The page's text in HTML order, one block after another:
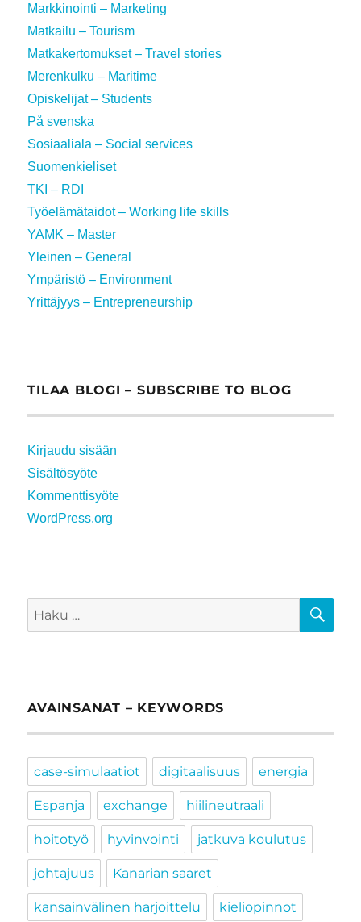
Markkinointi – Marketing
Matkailu – Tourism
Matkakertomukset – Travel stories
Merenkulku – Maritime
Opiskelijat – Students
På svenska
Sosiaaliala – Social services
Suomenkieliset
TKI – RDI
Työelämätaidot – Working life skills
YAMK – Master
Yleinen – General
Ympäristö – Environment
Yrittäjyys – Entrepreneurship
TILAA BLOGI – SUBSCRIBE TO BLOG
Kirjaudu sisään
Sisältösyöte
Kommenttisyöte
WordPress.org
Etsi:
AVAINSANAT – KEYWORDS
case-simulaatiot digitaalisuus energia
Espanja exchange hiilineutraali
hoitotyö hyvinvointi jatkuva koulutus
johtajuus Kanarian saaret
kansainvälinen harjoittelu kieliopinnot